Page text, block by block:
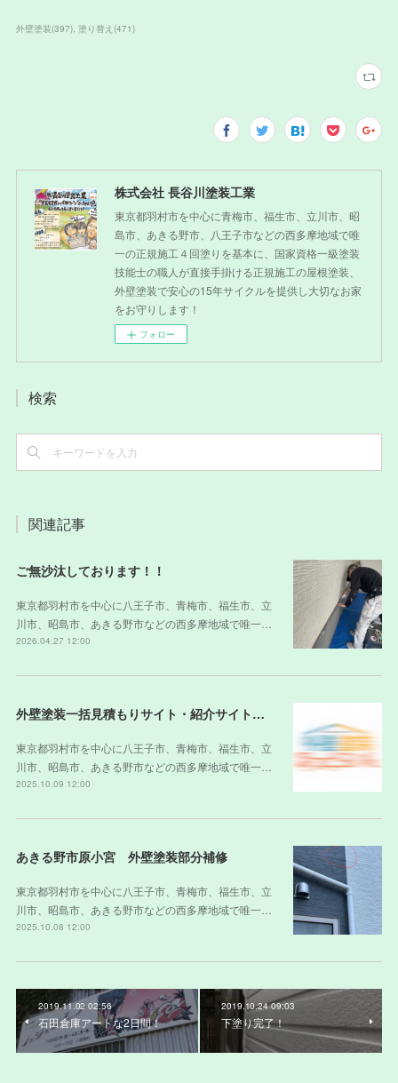
外壁塗装(397) 塗り替え (471)
株式会社 長谷川塗装工業
東京都羽村市を中心に青梅市、福生市、立川市、昭
島市、あきる野市、八王子市などの西多摩地域で唯
一の正規施工４回塗りを基本に、国家資格一級塗装
技能士の職人が直接手掛ける正規施工の屋根塗装、
外壁塗装で安心の15年サイクルを提供し大切なお家
をお守りします！
フォロー
検索
関連記事
ご無沙汰しております！！
東京都羽村市を中心に八王子市、青梅市、福生市、立
川市、昭島市、あきる野市などの西多摩地域で唯一…
2026.04.27 12:00
外壁塗装一括見積もりサイト・紹介サイトの裏側
東京都羽村市を中心に八王子市、青梅市、福生市、立
川市、昭島市、あきる野市などの西多摩地域で唯一…
2025.10.09 12:00
あきる野市原小宮 外壁塗装部分補修
東京都羽村市を中心に八王子市、青梅市、福生市、立
川市、昭島市、あきる野市などの西多摩地域で唯一…
2025.10.08 12:00
2019.11.02 02:56
石田倉庫アートな2日間！
2019.10.24 09:03
下塗り完了！